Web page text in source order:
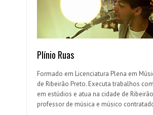
Plínio Ruas
Formado em Licenciatura Plena em
de Ribeirão Preto. Executa trabalhos
em estúdios e atua na cidade de
professor de música e músico